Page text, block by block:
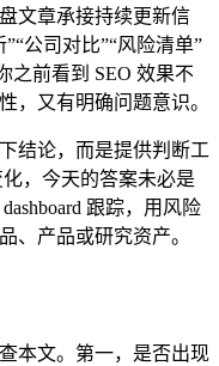
文章承接持续更新信
公司对比”“风险清单”
之前看到 SEO 效果不
，又有明确问题意识。
结论，而是提供判断工
，今天的答案未必是
跟踪，用风险
、产品或研究资产。
本文。第一，是否出现